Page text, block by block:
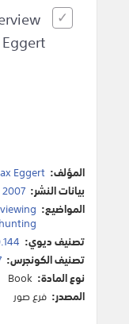
المؤلف: Eggert
بيانات النشر: 2007
المواضيع:
تصنيف ديوي:
تصنيف الكونجرس:
نوع المادة: Book
المصدر: فرع صور